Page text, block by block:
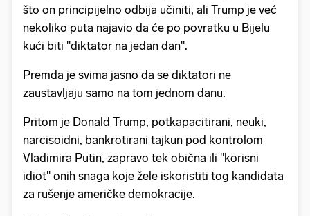
što on principijelno odbija učiniti, ali Trump je već
nekoliko puta najavio da će po povratku u Bijelu
kući biti "diktator na jedan dan".
Premda je svima jasno da se diktatori ne
zaustavljaju samo na tom jednom danu.
Pritom je Donald Trump, potkapacitirani, neuki,
narcisoidni, bankrotirani tajkun pod kontrolom
Vladimira Putin, zapravo tek obična ili "korisni
idiot" onih snaga koje žele iskoristiti tog kandidata
za rušenje američke demokracije.